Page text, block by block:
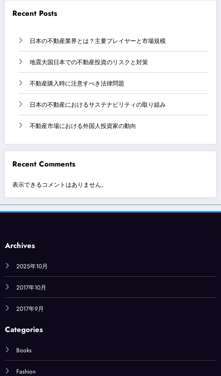
Recent Posts
日本の不動産業界とは？主要プレイヤーと市場規模
地震大国日本での不動産投資のリスクと対策
不動産購入時に注意すべき法律問題
日本の不動産におけるサステナビリティの取り組み
不動産市場における外国人投資家の動向
Recent Comments
表示できるコメントはありません。
Archives
2025年10月
2017年10月
2017年9月
Categories
Books
Fashion